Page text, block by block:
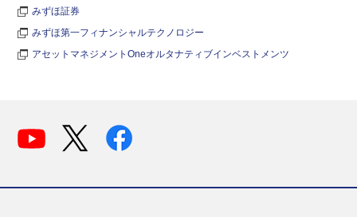
みずほ証券
みずほ第一フィナンシャルテクノロジー
アセットマネジメントOneオルタナティブインベストメンツ